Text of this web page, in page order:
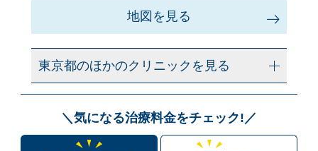
地図を見る
東京都のほかのクリニックを見る
＼気になる治療料金をチェック!／